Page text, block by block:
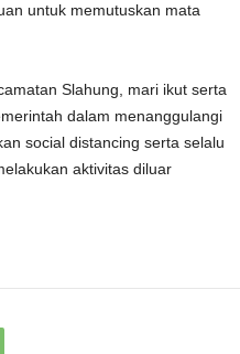
untuk memutuskan mata
Slahung, mari ikut serta
dalam menanggulangi
social distancing serta selalu
aktivitas diluar